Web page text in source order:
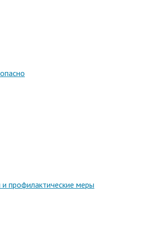
профилактические меры